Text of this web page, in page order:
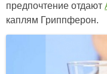
предпочтение отдают
каплям Гриппферон.